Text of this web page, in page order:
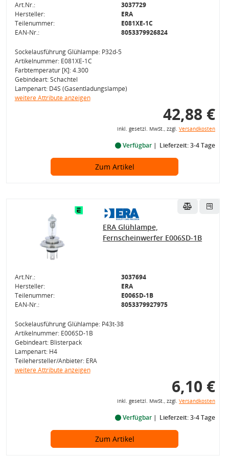
Art.Nr.:
3037729
Hersteller:
ERA
Teilenummer:
E081XE-1C
EAN-Nr.:
8053379926824
Sockelausführung Glühlampe: P32d-5
Artikelnummer: E081XE-1C
Farbtemperatur [K]: 4.300
Gebindeart: Schachtel
Lampenart: D4S (Gasentladungslampe)
weitere Attribute anzeigen
42,88 €
inkl. gesetzl. MwSt., zzgl. Versandkosten
Verfügbar Lieferzeit: 3-4 Tage
Zum Artikel
ERA Glühlampe,
Fernscheinwerfer E006SD-1B
Art.Nr.:
3037694
Hersteller:
ERA
Teilenummer:
E006SD-1B
EAN-Nr.:
8053379927975
Sockelausführung Glühlampe: P43t-38
Artikelnummer: E006SD-1B
Gebindeart: Blisterpack
Lampenart: H4
Teilehersteller/Anbieter: ERA
weitere Attribute anzeigen
6,10 €
inkl. gesetzl. MwSt., zzgl. Versandkosten
Verfügbar Lieferzeit: 3-4 Tage
Zum Artikel